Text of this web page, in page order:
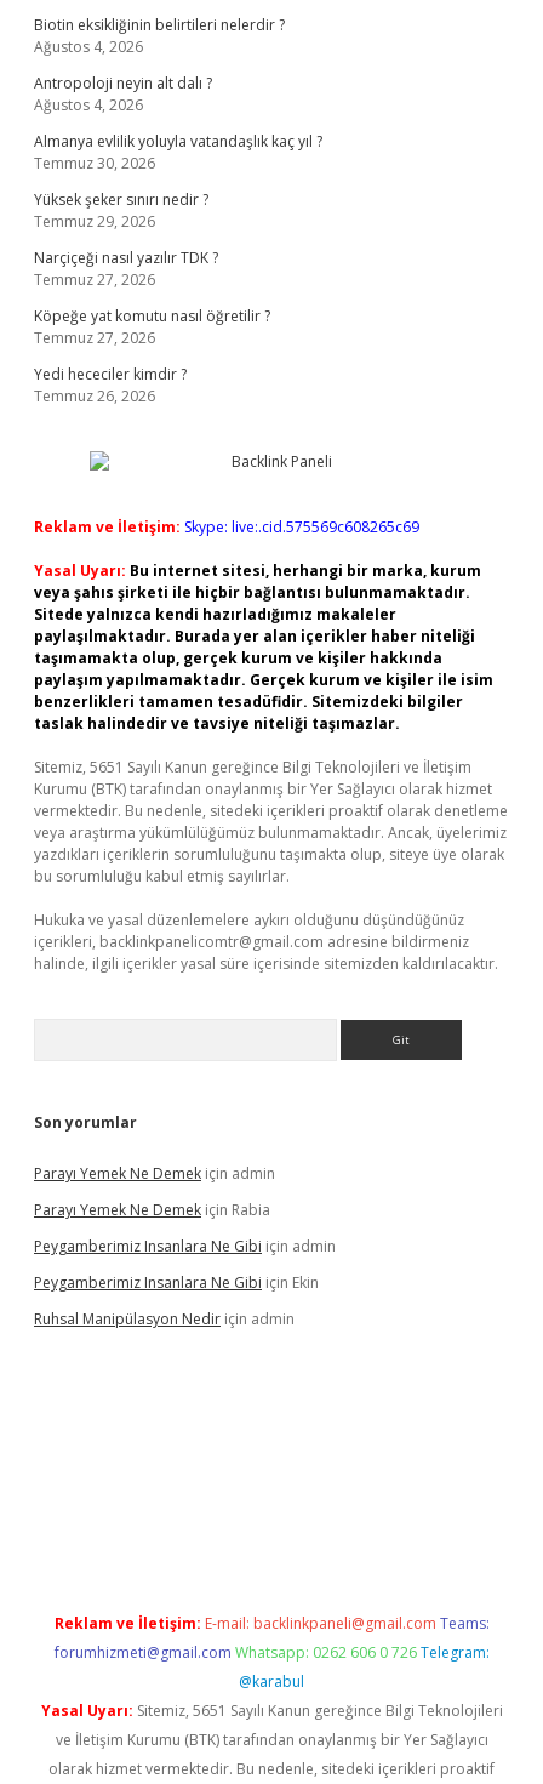
Biotin eksikliğinin belirtileri nelerdir ?
Ağustos 4, 2026
Antropoloji neyin alt dalı ?
Ağustos 4, 2026
Almanya evlilik yoluyla vatandaşlık kaç yıl ?
Temmuz 30, 2026
Yüksek şeker sınırı nedir ?
Temmuz 29, 2026
Narçiçeği nasıl yazılır TDK ?
Temmuz 27, 2026
Köpeğe yat komutu nasıl öğretilir ?
Temmuz 27, 2026
Yedi hececiler kimdir ?
Temmuz 26, 2026
Reklam ve İletişim: Skype: live:.cid.575569c608265c69
Yasal Uyarı: Bu internet sitesi, herhangi bir marka, kurum
veya şahıs şirketi ile hiçbir bağlantısı bulunmamaktadır.
Sitede yalnızca kendi hazırladığımız makaleler
paylaşılmaktadır. Burada yer alan içerikler haber niteliği
taşımamakta olup, gerçek kurum ve kişiler hakkında
paylaşım yapılmamaktadır. Gerçek kurum ve kişiler ile isim
benzerlikleri tamamen tesadüfidir. Sitemizdeki bilgiler
taslak halindedir ve tavsiye niteliği taşımazlar.
Sitemiz, 5651 Sayılı Kanun gereğince Bilgi Teknolojileri ve İletişim
Kurumu (BTK) tarafından onaylanmış bir Yer Sağlayıcı olarak hizmet
vermektedir. Bu nedenle, sitedeki içerikleri proaktif olarak denetleme
veya araştırma yükümlülüğümüz bulunmamaktadır. Ancak, üyelerimiz
yazdıkları içeriklerin sorumluluğunu taşımakta olup, siteye üye olarak
bu sorumluluğu kabul etmiş sayılırlar.
Hukuka ve yasal düzenlemelere aykırı olduğunu düşündüğünüz
içerikleri, backlinkpanelicomtr@gmail.com adresine bildirmeniz
halinde, ilgili içerikler yasal süre içerisinde sitemizden kaldırılacaktır.
Son yorumlar
Parayı Yemek Ne Demek için admin
Parayı Yemek Ne Demek için Rabia
Peygamberimiz Insanlara Ne Gibi için admin
Peygamberimiz Insanlara Ne Gibi için Ekin
Ruhsal Manipülasyon Nedir için admin
Reklam ve İletişim: E-mail: backlinkpaneli@gmail.com Teams:
forumhizmeti@gmail.com Whatsapp: 0262 606 0 726 Telegram:
@karabul
Yasal Uyarı: Sitemiz, 5651 Sayılı Kanun gereğince Bilgi Teknolojileri
ve İletişim Kurumu (BTK) tarafından onaylanmış bir Yer Sağlayıcı
olarak hizmet vermektedir. Bu nedenle, sitedeki içerikleri proaktif